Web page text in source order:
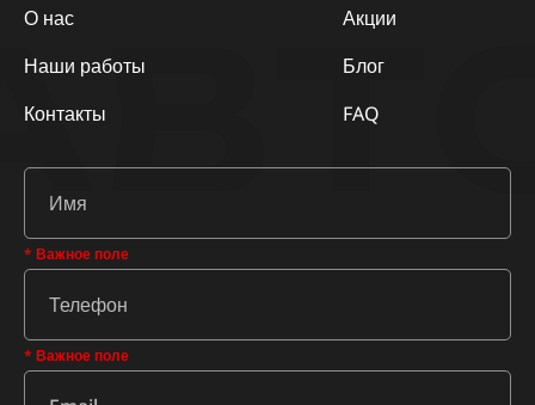
О нас
Наши работы
Контакты
Акции
Блог
FAQ
* Важное поле
* Важное поле